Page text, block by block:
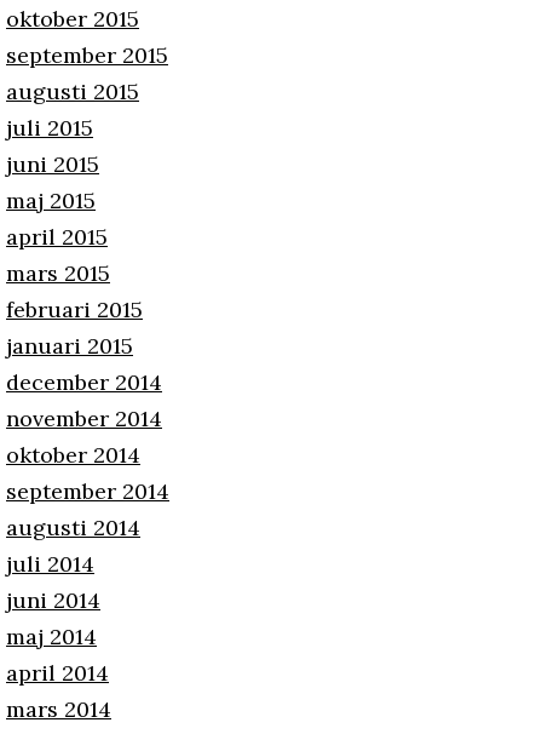
oktober 2015
september 2015
augusti 2015
juli 2015
juni 2015
maj 2015
april 2015
mars 2015
februari 2015
januari 2015
december 2014
november 2014
oktober 2014
september 2014
augusti 2014
juli 2014
juni 2014
maj 2014
april 2014
mars 2014